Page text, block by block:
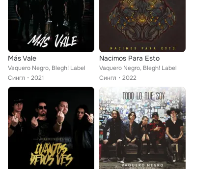
Más Vale
Vaquero Negro, Blegh! Label
Сингл
2021
Nacimos Para Esto
Vaquero Negro, Blegh! Label
Сингл
2022